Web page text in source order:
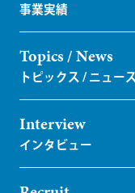
Topics / News
Interview